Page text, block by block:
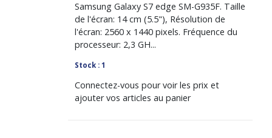
Samsung Galaxy S7 edge SM-G935F. Taille
de l'écran: 14 cm (5.5"), Résolution de
l'écran: 2560 x 1440 pixels. Fréquence du
processeur: 2,3 GH...
Stock : 1
Connectez-vous pour voir les prix et
ajouter vos articles au panier